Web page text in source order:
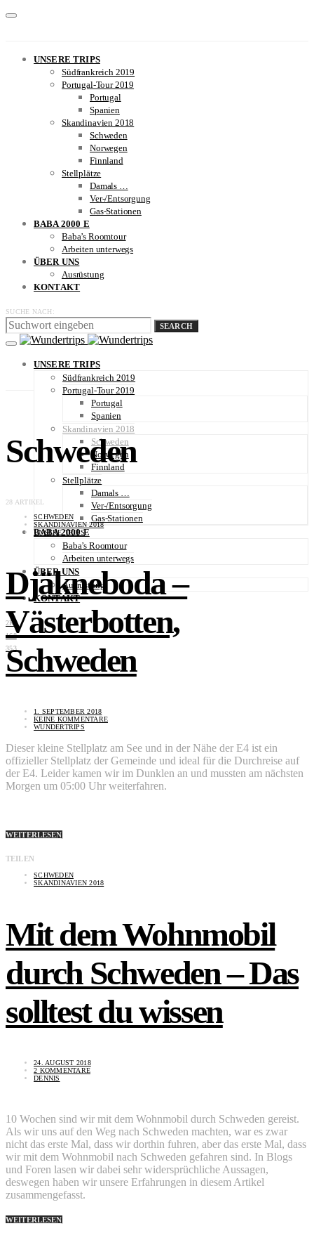
UNSERE TRIPS
Südfrankreich 2019
Portugal-Tour 2019
Portugal
Spanien
Skandinavien 2018
Schweden
Norwegen
Finnland
Stellplätze
Damals …
Ver-/Entsorgung
Gas-Stationen
BABA 2000 E
Baba’s Roomtour
Arbeiten unterwegs
ÜBER UNS
Ausrüstung
KONTAKT
SUCHE NACH:
SEARCH
UNSERE TRIPS
Südfrankreich 2019
Portugal-Tour 2019
Portugal
Spanien
Skandinavien 2018
Schweden
Norwegen
Finnland
Stellplätze
Damals …
Ver-/Entsorgung
Gas-Stationen
BABA 2000 E
Baba’s Roomtour
Arbeiten unterwegs
ÜBER UNS
Ausrüstung
KONTAKT
2K
168
353
Schweden
28 ARTIKEL
SCHWEDEN
SKANDINAVIEN 2018
UNSERE TRIPS
Djäkneboda –
Västerbotten,
Schweden
1. SEPTEMBER 2018
KEINE KOMMENTARE
WUNDERTRIPS
Dieser kleine Stellplatz am See und in der Nähe der E4 ist ein
offizieller Stellplatz der Gemeinde und ideal für die Durchreise auf
der E4. Leider kamen wir im Dunklen an und mussten am nächsten
Morgen um 05:00 Uhr weiterfahren.
WEITERLESEN
TEILEN
SCHWEDEN
SKANDINAVIEN 2018
Mit dem Wohnmobil
durch Schweden – Das
solltest du wissen
24. AUGUST 2018
2 KOMMENTARE
DENNIS
10 Wochen sind wir mit dem Wohnmobil durch Schweden gereist.
Als wir uns auf den Weg nach Schweden machten, war es zwar
nicht das erste Mal, dass wir dorthin fuhren, aber das erste Mal, dass
wir mit dem Wohnmobil nach Schweden gefahren sind. In Blogs
und Foren lasen wir dabei sehr widersprüchliche Aussagen,
deswegen haben wir unsere Erfahrungen in diesem Artikel
zusammengefasst.
WEITERLESEN